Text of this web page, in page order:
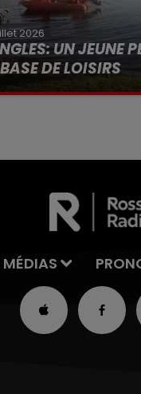
2026
UN JEUNE
DE LOISIRS
a coulé à pic
MÉDIAS